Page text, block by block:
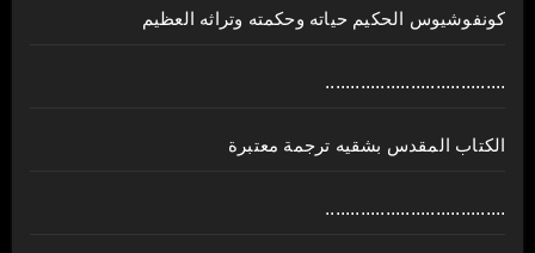
كونفوشيوس الحكيم حياته وحكمته وتراثه العظيم
....................................
الكتاب المقدس بشقيه ترجمة معتبرة
....................................